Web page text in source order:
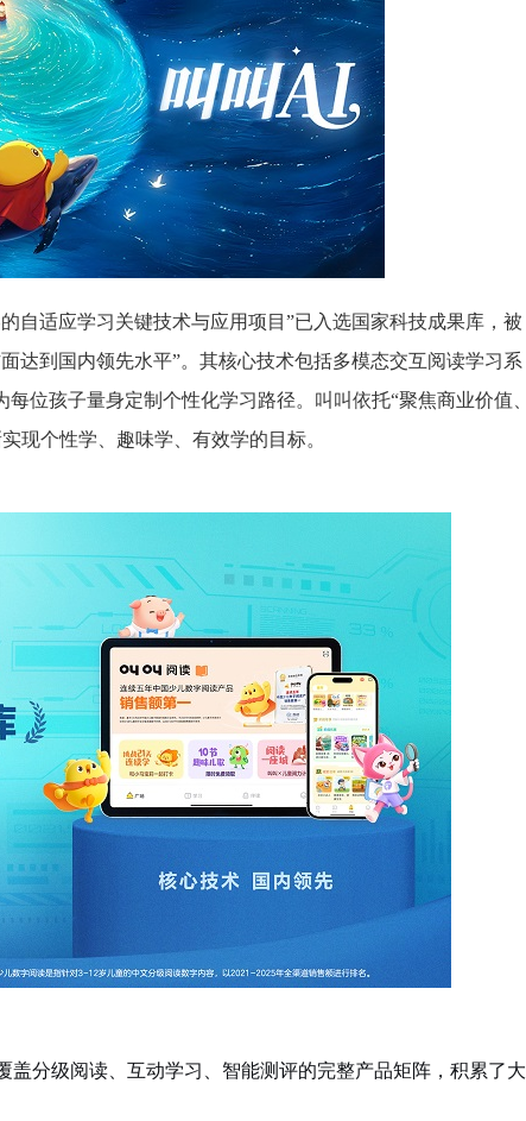
自适应学习关键技术与应用项目”已入选国家科技成果库，被
达到国内领先水平”。其核心技术包括多模态交互阅读学习系
位孩子量身定制个性化学习路径。叫叫依托“聚焦商业价值、
现个性学、趣味学、有效学的目标。
盖分级阅读、互动学习、智能测评的完整产品矩阵，积累了大